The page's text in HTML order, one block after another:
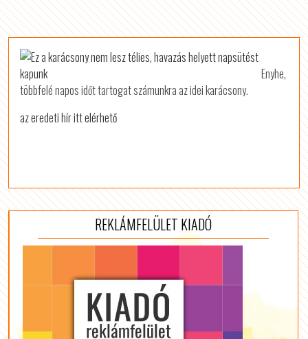
Enyhe,
többfelé napos időt tartogat számunkra az idei karácsony.
az eredeti hír itt elérhető
REKLÁMFELÜLET KIADÓ